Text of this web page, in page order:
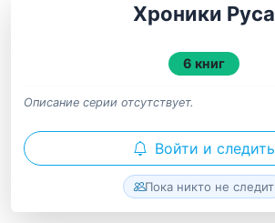
Хроники Руса
6 книг
Описание серии отсутствует.
Войти и следить
Пока никто не следит